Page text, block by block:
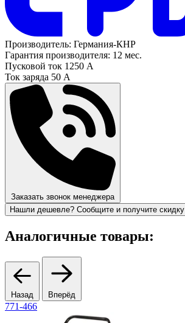
Производитель: Германия-КНР
Гарантия производителя: 12 мес.
Пусковой ток 1250 А
Ток заряда 50 А
Заказать звонок менеджера
Нашли дешевле? Сообщите и получите скидку
Аналогичные товары:
Назад Вперёд
771-466